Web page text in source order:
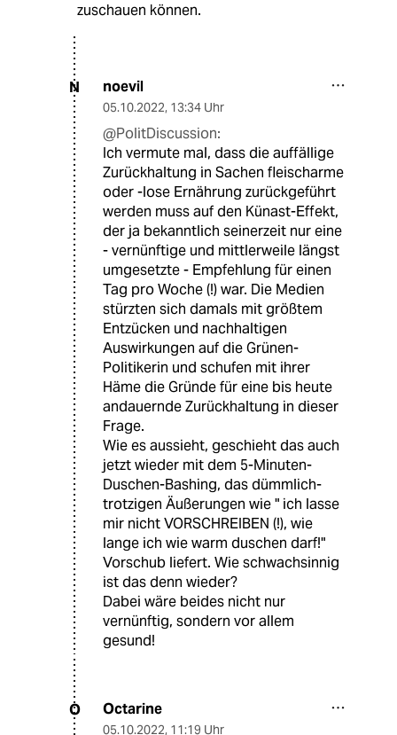
zuschauen können.
N noevil
05.10.2022, 13:34 Uhr
@PolitDiscussion:
Ich vermute mal, dass die auffällige
Zurückhaltung in Sachen fleischarme
oder -lose Ernährung zurückgeführt
werden muss auf den Künast-Effekt,
der ja bekanntlich seinerzeit nur eine
- vernünftige und mittlerweile längst
umgesetzte - Empfehlung für einen
Tag pro Woche (!) war. Die Medien
stürzten sich damals mit größtem
Entzücken und nachhaltigen
Auswirkungen auf die Grünen-
Politikerin und schufen mit ihrer
Häme die Gründe für eine bis heute
andauernde Zurückhaltung in dieser
Frage.
Wie es aussieht, geschieht das auch
jetzt wieder mit dem 5-Minuten-
Duschen-Bashing, das dümmlich-
trotzigen Äußerungen wie " ich lasse
mir nicht VORSCHREIBEN (!), wie
lange ich wie warm duschen darf!"
Vorschub liefert. Wie schwachsinnig
ist das denn wieder?
Dabei wäre beides nicht nur
vernünftig, sondern vor allem
gesund!
O Octarine
05.10.2022, 11:19 Uhr